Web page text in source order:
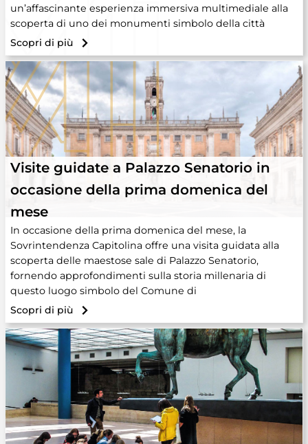
un’affascinante esperienza immersiva multimediale alla
scoperta di uno dei monumenti simbolo della città
Scopri di più
Visite guidate a Palazzo Senatorio in
occasione della prima domenica del
mese
In occasione della prima domenica del mese, la
Sovrintendenza Capitolina offre una visita guidata alla
scoperta delle maestose sale di Palazzo Senatorio,
fornendo approfondimenti sulla storia millenaria di
questo luogo simbolo del Comune di
Scopri di più